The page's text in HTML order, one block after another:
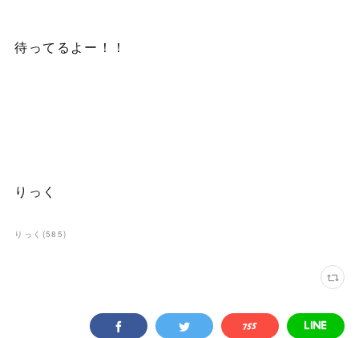
待ってるよー！！
りっく
りっく (585)